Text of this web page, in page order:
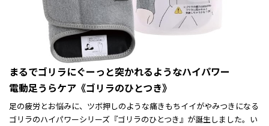
まるでゴリラにぐーっと突かれるようなハイパワー
電動足うらケア《ゴリラのひとつき》
足の疲労とお悩みに、ツボ押しのような痛きもちイイがやみつきになる
ゴリラのハイパワーシリーズ『ゴリラのひとつき』が誕生しました。い